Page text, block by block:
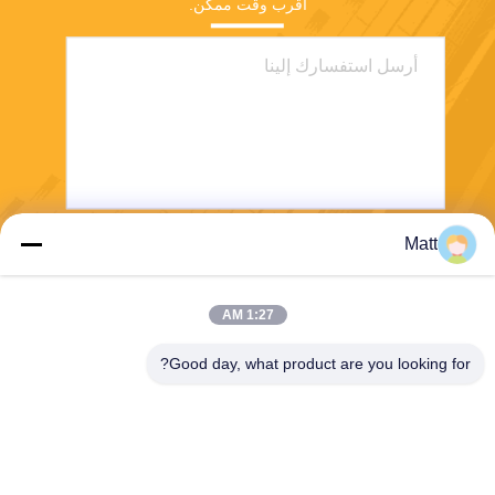
أقرب وقت ممكن.
Matt
1:27 AM
Good day, what product are you looking for?